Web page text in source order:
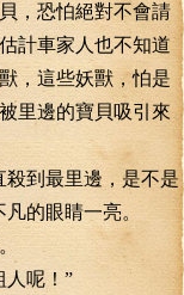
，恐怕絕對不會請
計車家人也不知道
，這些妖獸，怕是
里邊的寶貝吸引來
到最里邊，是不是
的眼睛一亮。
呢！”